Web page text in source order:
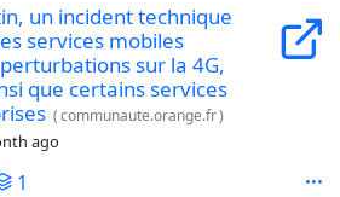
un incident technique
services mobiles
sur la 4G,
que certains services
(communaute.orange.fr)
ago
1